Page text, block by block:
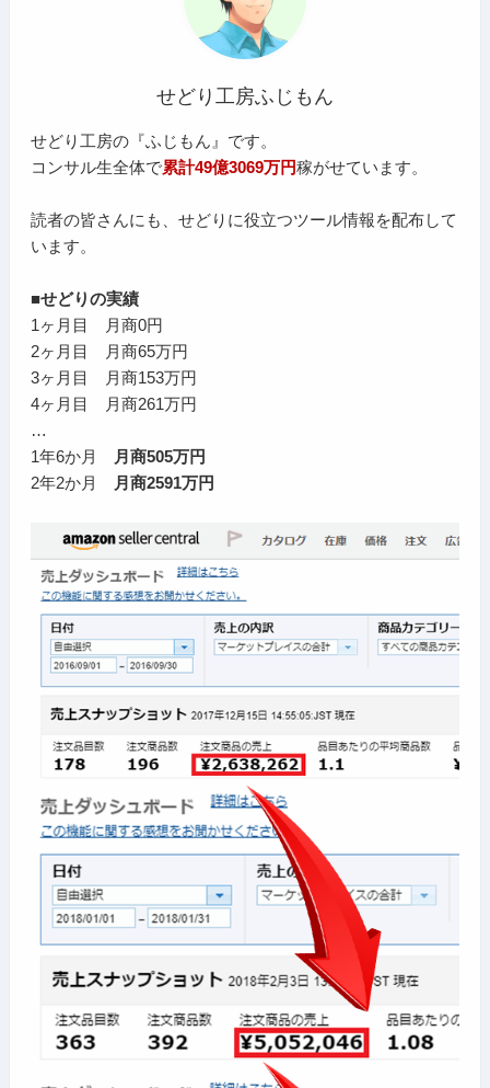
せどり工房ふじもん
せどり工房の『ふじもん』です。
コンサル生全体で累計49億3069万円稼がせています。
読者の皆さんにも、せどりに役立つツール情報を配布して
います。
■せどりの実績
1ヶ月目 月商0円
2ヶ月目 月商65万円
3ヶ月目 月商153万円
4ヶ月目 月商261万円
…
1年6か月
月商505万円
2年2か月
月商2591万円